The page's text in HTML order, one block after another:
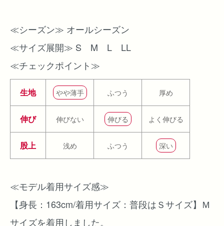
≪シーズン≫ オールシーズン
≪サイズ展開≫ S M L LL
≪チェックポイント≫
生地 やや薄手 ふつう 厚め
伸び 伸びない 伸びる よく伸びる
股上 浅め ふつう 深い
≪モデル着用サイズ感≫
【身長：163cm/着用サイズ：普段はＳサイズ】Ｍ
サイズを着用しました。